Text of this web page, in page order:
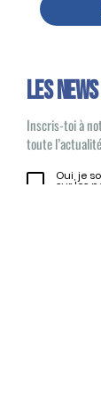
Les
Inscris-toi à
toute
Oui, je
sur les